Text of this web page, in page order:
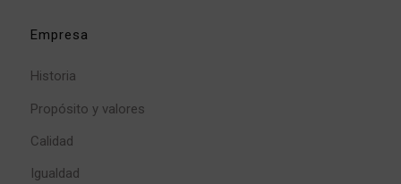
Empresa
Historia
Propósito y valores
Calidad
Igualdad